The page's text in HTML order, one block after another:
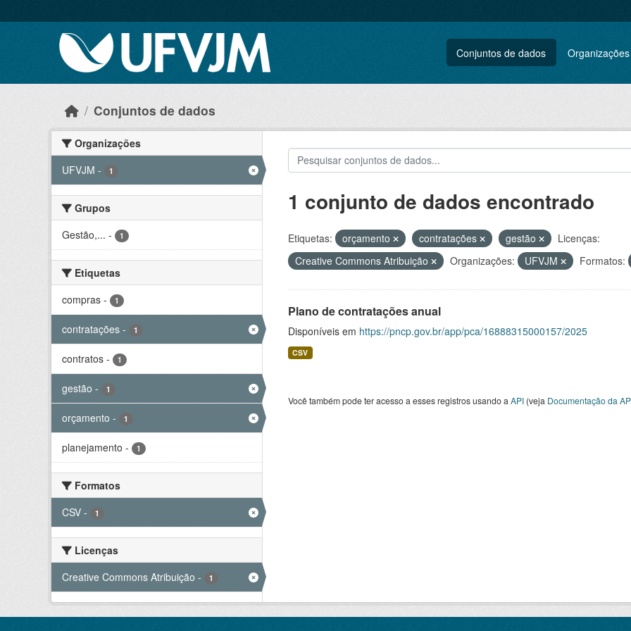
Conjuntos de dados Organizações
Conjuntos de dados
Organizações
UFVJM - 1
Grupos
Gestão,... - 1
Etiquetas
compras - 1
contratações - 1
contratos - 1
gestão - 1
orçamento - 1
planejamento - 1
Formatos
CSV - 1
Licenças
Creative Commons Atribuição - 1
1 conjunto de dados encontrado
Etiquetas: orçamento contratações gestão
Licenças:
Creative Commons Atribuição
Organizações: UFVJM Formatos:
Plano de contratações anual
Disponíveis em https://pncp.gov.br/app/pca/16888315000157/2025
CSV
Você também pode ter acesso a esses registros usando a API(veja Documentação da